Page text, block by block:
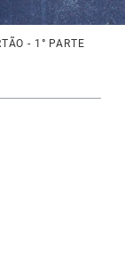
- 1° PARTE